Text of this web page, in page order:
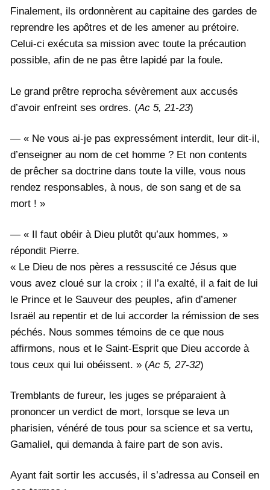
Finalement, ils ordonnèrent au capitaine des gardes de
reprendre les apôtres et de les amener au prétoire.
Celui-ci exécuta sa mission avec toute la précaution
possible, afin de ne pas être lapidé par la foule.
Le grand prêtre reprocha sévèrement aux accusés
d’avoir enfreint ses ordres. (Ac 5, 21-23)
— « Ne vous ai-je pas expressément interdit, leur dit-il,
d’enseigner au nom de cet homme ? Et non contents
de prêcher sa doctrine dans toute la ville, vous nous
rendez responsables, à nous, de son sang et de sa
mort ! »
— « Il faut obéir à Dieu plutôt qu’aux hommes, »
répondit Pierre.
« Le Dieu de nos pères a ressuscité ce Jésus que
vous avez cloué sur la croix ; il l’a exalté, il a fait de lui
le Prince et le Sauveur des peuples, afin d’amener
Israël au repentir et de lui accorder la rémission de ses
péchés. Nous sommes témoins de ce que nous
affirmons, nous et le Saint-Esprit que Dieu accorde à
tous ceux qui lui obéissent. » (Ac 5, 27-32)
Tremblants de fureur, les juges se préparaient à
prononcer un verdict de mort, lorsque se leva un
pharisien, vénéré de tous pour sa science et sa vertu,
Gamaliel, qui demanda à faire part de son avis.
Ayant fait sortir les accusés, il s’adressa au Conseil en